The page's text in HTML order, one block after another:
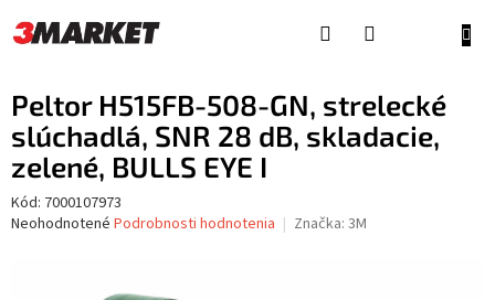
na
obsah
Peltor H515FB-508-GN, strelecké
slúchadlá, SNR 28 dB, skladacie,
zelené, BULLS EYE I
Kód: 7000107973
Priemerné
Neohodnotené Podrobnosti hodnotenia Značka: 3M